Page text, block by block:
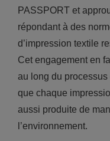
PASSPORT et
répondant à des
d’impression textile
Cet engagement en
au long du
que chaque
aussi produite de
l’environnement.